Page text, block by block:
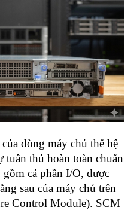
dòng máy chủ thế hệ
thủ hoàn toàn chuẩn
cả phần I/O, được
sau của máy chủ trên
Control Module). SCM